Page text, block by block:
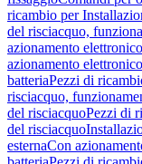
ricambio per
del risciacquo,
azionamento
azionamento
batteriaPezzi di
risciacquo,
del risciacquoPezzi di
del risciacquo
esternaCon